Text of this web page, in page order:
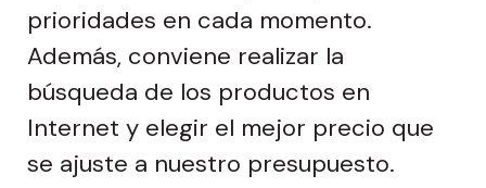
prioridades en cada momento.
Además, conviene realizar la
búsqueda de los productos en
Internet y elegir el mejor precio que
se ajuste a nuestro presupuesto.